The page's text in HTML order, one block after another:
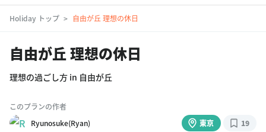
Holiday トップ 自由が丘 理想の休日
自由が丘 理想の休日
理想の過ごし方 in 自由が丘
このプランの作者
Ryunosuke(Ryan)
東京 19